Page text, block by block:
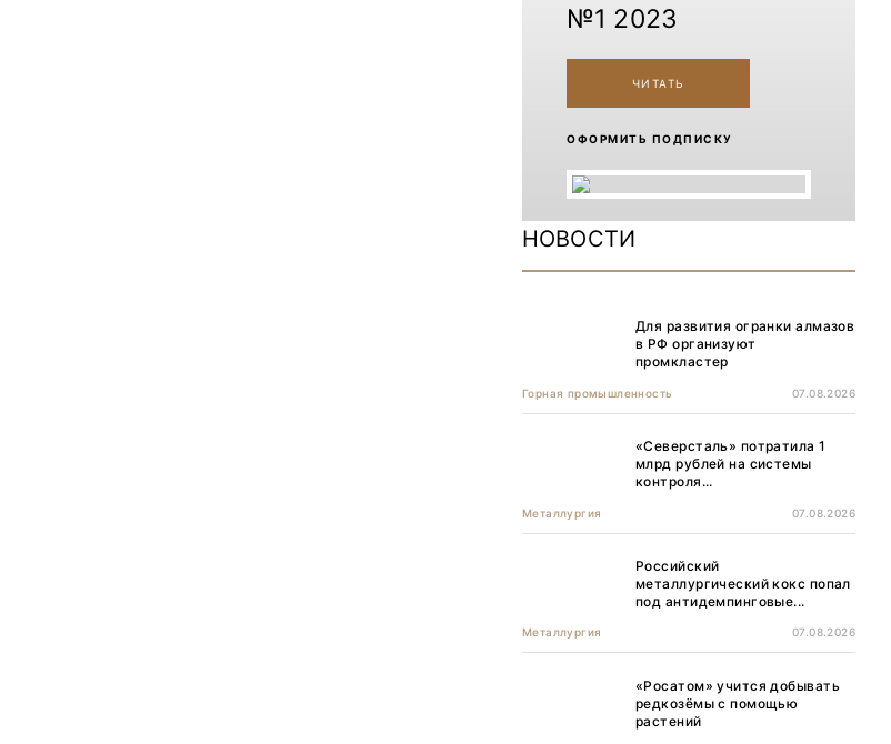
№1 2023
ЧИТАТЬ
ОФОРМИТЬ ПОДПИСКУ
НОВОСТИ
Для развития огранки алмазов
в РФ организуют
промкластер
Горная промышленность 07.08.2026
«Северсталь» потратила 1
млрд рублей на системы
контроля...
Металлургия 07.08.2026
Российский
металлургический кокс попал
под антидемпинговые...
Металлургия 07.08.2026
«Росатом» учится добывать
редкозёмы с помощью
растений